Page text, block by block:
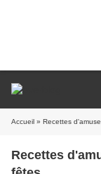
Accueil » Recettes
Recettes